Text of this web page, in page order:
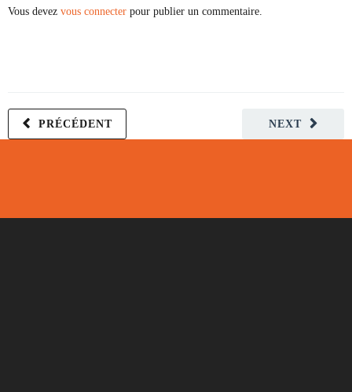
Vous devez vous connecter pour publier un commentaire.
NEXT
PRÉCÉDENT